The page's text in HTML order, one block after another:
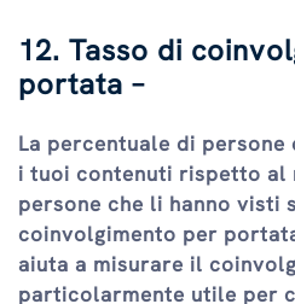
12. Tasso di
portata –
La percentuale di
i tuoi contenuti rispetto al
persone che li hanno visti
coinvolgimento per
aiuta a misurare il
particolarmente utile per